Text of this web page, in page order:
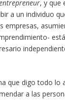
, y que
a un individuo
empresas,
que digo todo lo
a las